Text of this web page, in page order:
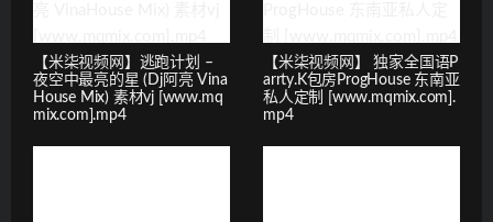
【米柒视频网】逃跑计划 –
夜空中最亮的星 (Dj阿亮 Vina
House Mix) 素材vj [www.mq
mix.com].mp4
【米柒视频网】 独家全国语P
arrty.K包房ProgHouse 东南亚
私人定制 [www.mqmix.com].
mp4